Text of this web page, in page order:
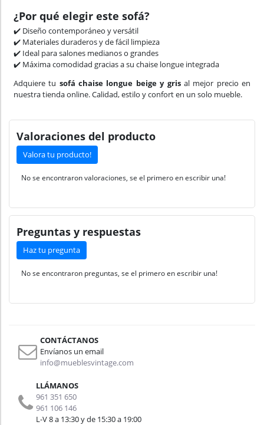
¿Por qué elegir este sofá?
✔️ Diseño contemporáneo y versátil
✔️ Materiales duraderos y de fácil limpieza
✔️ Ideal para salones medianos o grandes
✔️ Máxima comodidad gracias a su chaise longue integrada
Adquiere tu sofá chaise longue beige y grisal mejor precio en
nuestra tienda online. Calidad, estilo y confort en un solo mueble.
Valoraciones del producto
Valora tu producto!
No se encontraron valoraciones, se el primero en escribir una!
Preguntas y respuestas
Haz tu pregunta
No se encontraron preguntas, se el primero en escribir una!
CONTÁCTANOS
Envíanos un email
info@mueblesvintage.com
LLÁMANOS
961 351 650
961 106 146
L-V 8 a 13:30 y de 15:30 a 19:00